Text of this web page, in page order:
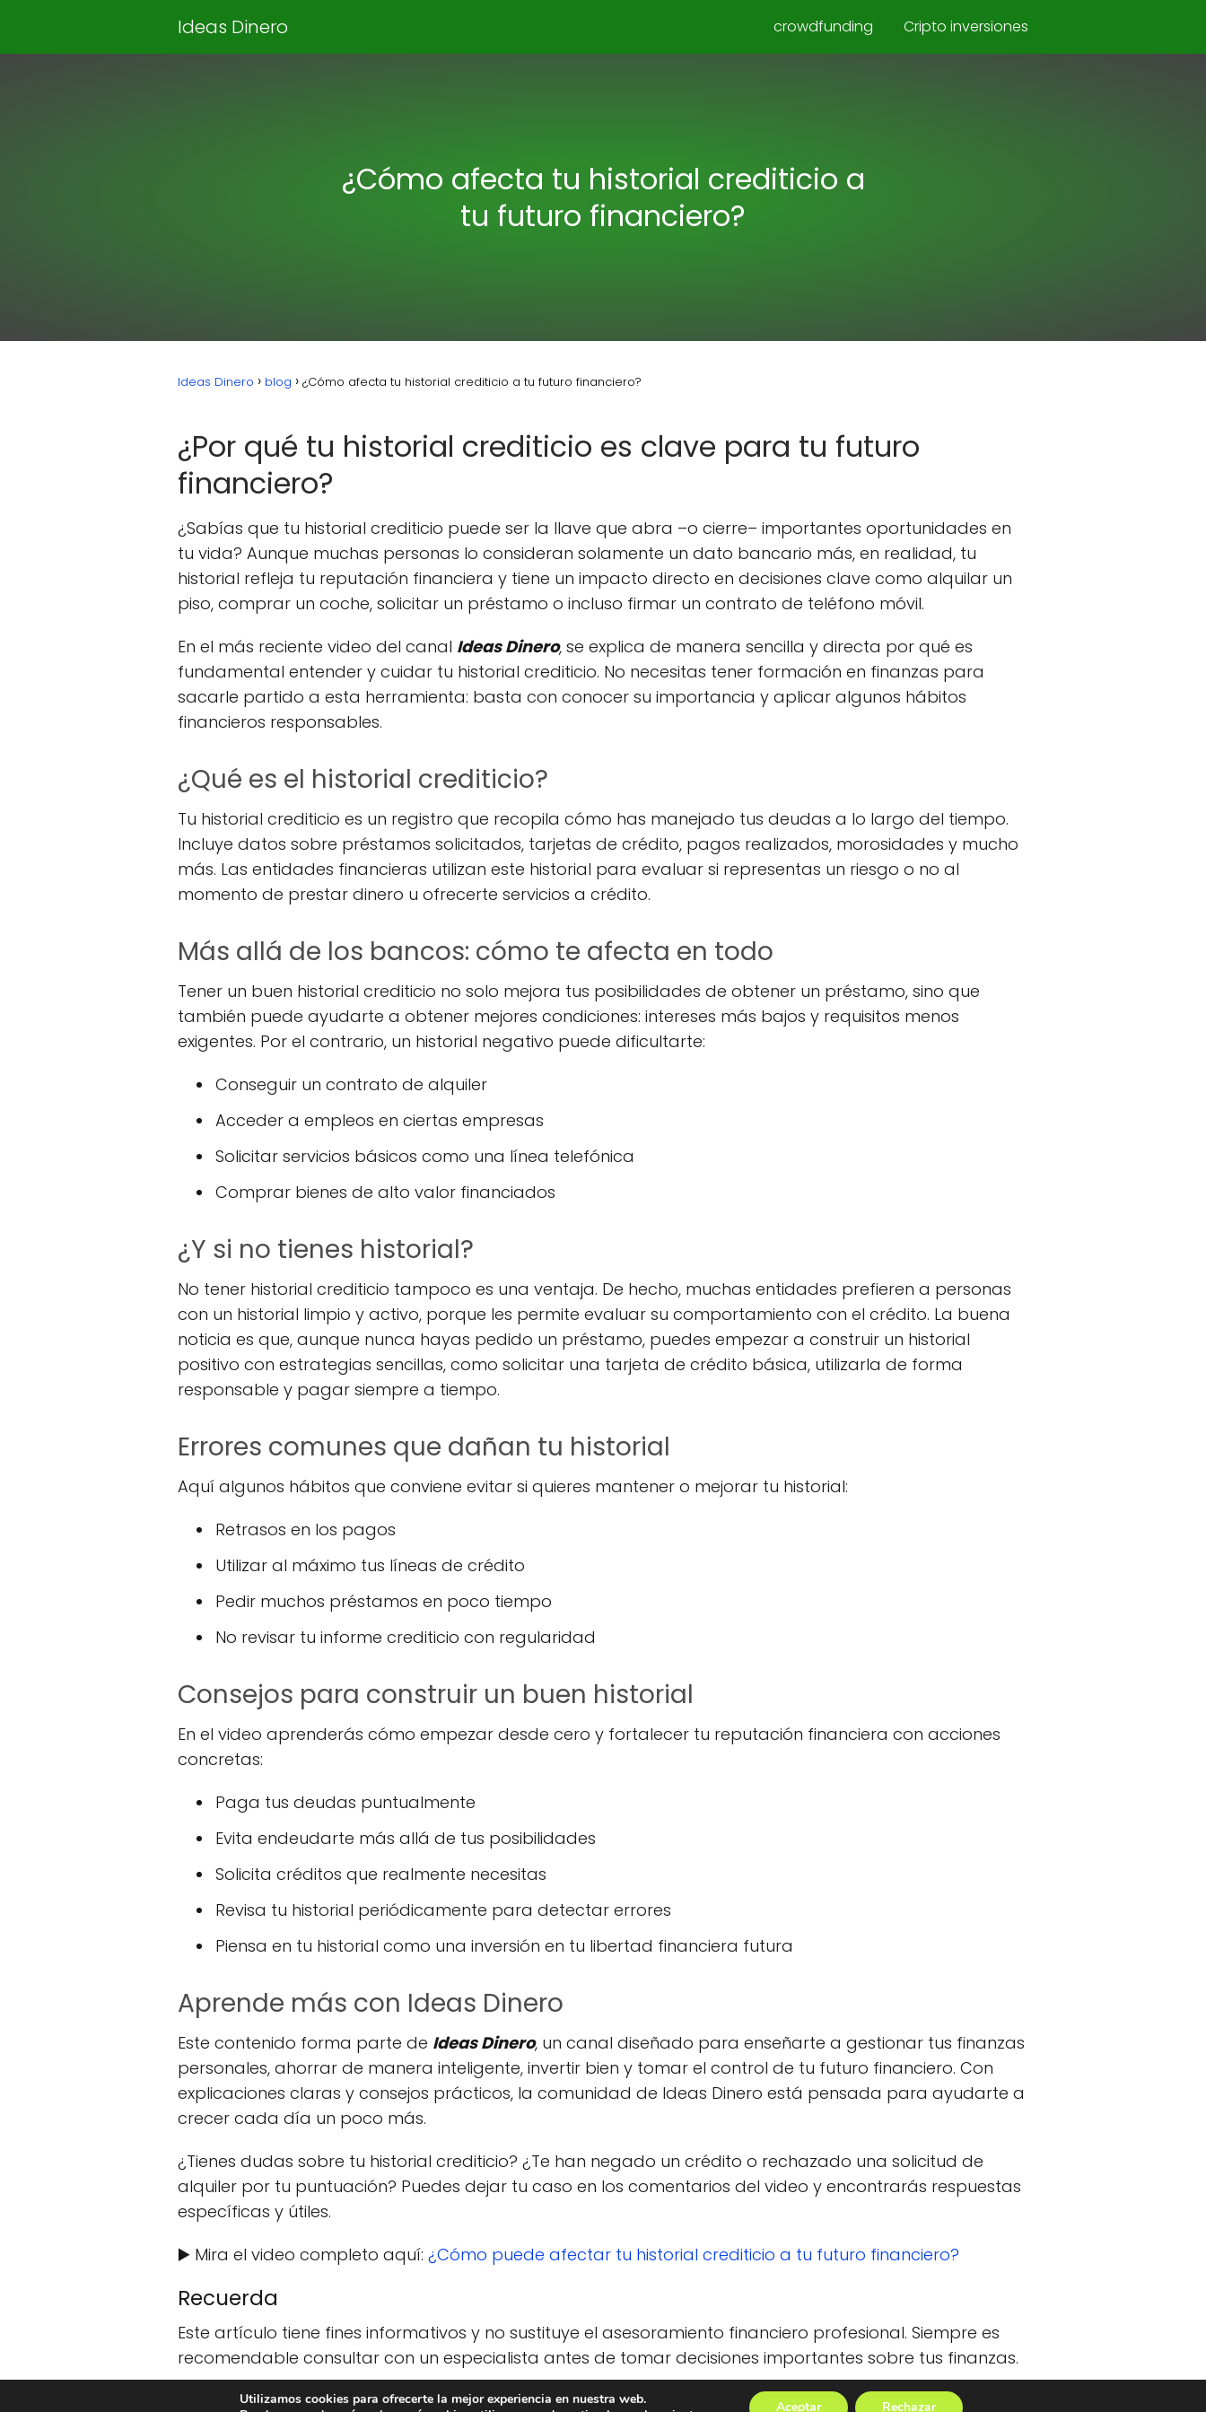
Ideas Dinero crowdfunding Cripto inversiones
¿Cómo afecta tu historial crediticio a
tu futuro financiero?
Ideas Dinero blog ¿Cómo afecta tu historial crediticio a tu futuro financiero?
¿Por qué tu historial crediticio es clave para tu futuro
financiero?
¿Sabías que tu historial crediticio puede ser la llave que abra –o cierre– importantes oportunidades en
tu vida? Aunque muchas personas lo consideran solamente un dato bancario más, en realidad, tu
historial refleja tu reputación financiera y tiene un impacto directo en decisiones clave como alquilar un
piso, comprar un coche, solicitar un préstamo o incluso firmar un contrato de teléfono móvil.
En el más reciente video del canal Ideas Dinero, se explica de manera sencilla y directa por qué es
fundamental entender y cuidar tu historial crediticio. No necesitas tener formación en finanzas para
sacarle partido a esta herramienta: basta con conocer su importancia y aplicar algunos hábitos
financieros responsables.
¿Qué es el historial crediticio?
Tu historial crediticio es un registro que recopila cómo has manejado tus deudas a lo largo del tiempo.
Incluye datos sobre préstamos solicitados, tarjetas de crédito, pagos realizados, morosidades y mucho
más. Las entidades financieras utilizan este historial para evaluar si representas un riesgo o no al
momento de prestar dinero u ofrecerte servicios a crédito.
Más allá de los bancos: cómo te afecta en todo
Tener un buen historial crediticio no solo mejora tus posibilidades de obtener un préstamo, sino que
también puede ayudarte a obtener mejores condiciones: intereses más bajos y requisitos menos
exigentes. Por el contrario, un historial negativo puede dificultarte:
Conseguir un contrato de alquiler
Acceder a empleos en ciertas empresas
Solicitar servicios básicos como una línea telefónica
Comprar bienes de alto valor financiados
¿Y si no tienes historial?
No tener historial crediticio tampoco es una ventaja. De hecho, muchas entidades prefieren a personas
con un historial limpio y activo, porque les permite evaluar su comportamiento con el crédito. La buena
noticia es que, aunque nunca hayas pedido un préstamo, puedes empezar a construir un historial
positivo con estrategias sencillas, como solicitar una tarjeta de crédito básica, utilizarla de forma
responsable y pagar siempre a tiempo.
Errores comunes que dañan tu historial
Aquí algunos hábitos que conviene evitar si quieres mantener o mejorar tu historial:
Retrasos en los pagos
Utilizar al máximo tus líneas de crédito
Pedir muchos préstamos en poco tiempo
No revisar tu informe crediticio con regularidad
Consejos para construir un buen historial
En el video aprenderás cómo empezar desde cero y fortalecer tu reputación financiera con acciones
concretas:
Paga tus deudas puntualmente
Evita endeudarte más allá de tus posibilidades
Solicita créditos que realmente necesitas
Revisa tu historial periódicamente para detectar errores
Piensa en tu historial como una inversión en tu libertad financiera futura
Aprende más con Ideas Dinero
Este contenido forma parte de Ideas Dinero, un canal diseñado para enseñarte a gestionar tus finanzas
personales, ahorrar de manera inteligente, invertir bien y tomar el control de tu futuro financiero. Con
explicaciones claras y consejos prácticos, la comunidad de Ideas Dinero está pensada para ayudarte a
crecer cada día un poco más.
¿Tienes dudas sobre tu historial crediticio? ¿Te han negado un crédito o rechazado una solicitud de
alquiler por tu puntuación? Puedes dejar tu caso en los comentarios del video y encontrarás respuestas
específicas y útiles.
▶️ Mira el video completo aquí: ¿Cómo puede afectar tu historial crediticio a tu futuro financiero?
Recuerda
Este artículo tiene fines informativos y no sustituye el asesoramiento financiero profesional. Siempre es
recomendable consultar con un especialista antes de tomar decisiones importantes sobre tus finanzas.
© Ideas Dinero 2026. Todos los derechos reservados.
Utilizamos cookies para ofrecerte la mejor experiencia en nuestra web.
Aceptar Rechazar